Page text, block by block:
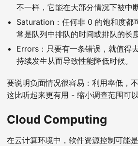
不一样，它能在大部分情况下被中断
Saturation：任何非 0 的饱和度都
常是队列中排队的时间或排队的长度
Errors：只要有一条错误，就值得
持续发生从而导致性能降低时候。
要说明负面情况很容易：利用率低，
这比听起来更有用 - 缩小调查范围可
Cloud Computing
在云计算环境中，软件资源控制可能